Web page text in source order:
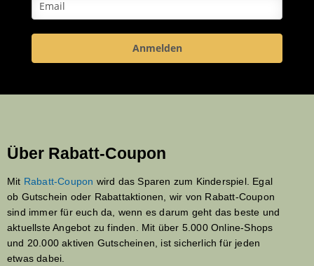
Anmelden
Über Rabatt-Coupon
Mit Rabatt-Coupon wird das Sparen zum Kinderspiel. Egal
ob Gutschein oder Rabattaktionen, wir von Rabatt-Coupon
sind immer für euch da, wenn es darum geht das beste und
aktuellste Angebot zu finden. Mit über 5.000 Online-Shops
und 20.000 aktiven Gutscheinen, ist sicherlich für jeden
etwas dabei.